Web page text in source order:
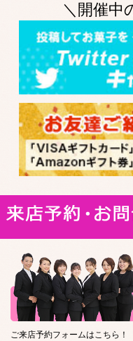
＼開催中
ご来店予約フォームはこちら！